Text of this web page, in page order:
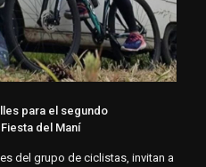
para el segundo
del Maní
del grupo de ciclistas, invitan a